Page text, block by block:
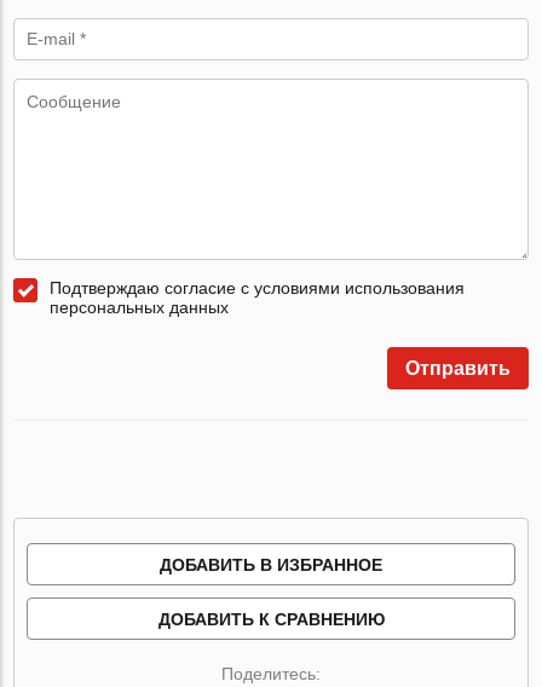
Подтверждаю согласие с условиями использования
персональных данных
Отправить
ДОБАВИТЬ В ИЗБРАННОЕ
ДОБАВИТЬ К СРАВНЕНИЮ
Поделитесь: